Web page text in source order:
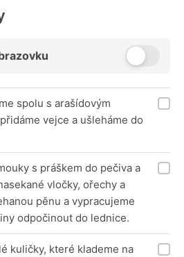
spolu s arašídovým
vejce a ušleháme do
s práškem do pečiva a
vločky, ořechy a
pěnu a vypracujeme
odpočinout do lednice.
kuličky, které klademe na